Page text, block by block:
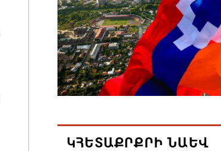
կառավարության հետ խորացող
հակամարտության պատճառով․
արձագանքը
06.08.2026 18:41
Ռուսաստանից Ադրբեջանի
06.08.2026 17:52
ԿՀԵՏԱՔՐՔՐԻ ՆԱԵՎ